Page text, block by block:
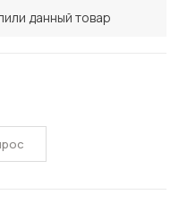
данный товар